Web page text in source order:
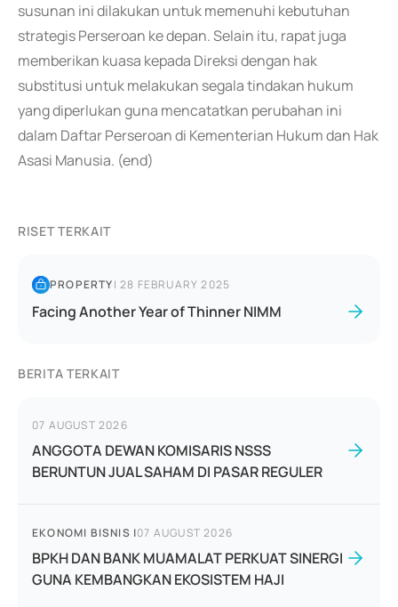
susunan ini dilakukan untuk memenuhi kebutuhan
strategis Perseroan ke depan. Selain itu, rapat juga
memberikan kuasa kepada Direksi dengan hak
substitusi untuk melakukan segala tindakan hukum
yang diperlukan guna mencatatkan perubahan ini
dalam Daftar Perseroan di Kementerian Hukum dan Hak
Asasi Manusia. (end)
RISET TERKAIT
PROPERTY|28 FEBRUARY 2025
Facing Another Year of Thinner NIMM
BERITA TERKAIT
07 AUGUST 2026
ANGGOTA DEWAN KOMISARIS NSSS
BERUNTUN JUAL SAHAM DI PASAR REGULER
EKONOMI BISNIS |07 AUGUST 2026
BPKH DAN BANK MUAMALAT PERKUAT SINERGI
GUNA KEMBANGKAN EKOSISTEM HAJI